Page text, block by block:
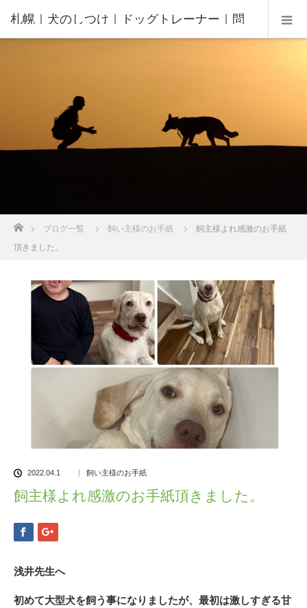
札幌｜犬のしつけ｜ドッグトレーナー｜問
んの家庭教師®️
ブログ一覧 飼い主様のお手紙
飼主様よれ感激のお手紙
頂きました。
2022.04.1 飼い主様のお手紙
飼主様よれ感激のお手紙頂きました。
浅井先生へ
初めて大型犬を飼う事になりましたが、最初は激しすぎる甘